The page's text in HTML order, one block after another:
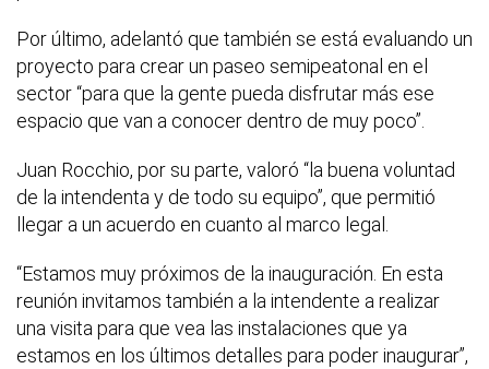
Por último, adelantó que también se está evaluando un
proyecto para crear un paseo semipeatonal en el
sector “para que la gente pueda disfrutar más ese
espacio que van a conocer dentro de muy poco”.
Juan Rocchio, por su parte, valoró “la buena voluntad
de la intendenta y de todo su equipo”, que permitió
llegar a un acuerdo en cuanto al marco legal.
“Estamos muy próximos de la inauguración. En esta
reunión invitamos también a la intendente a realizar
una visita para que vea las instalaciones que ya
estamos en los últimos detalles para poder inaugurar”,